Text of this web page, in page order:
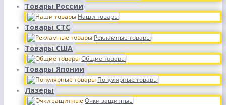
Товары России
Наши товары
Товары СТС
Рекламные товары
Товары США
Общие товары
Товары Японии
Популярные товары
Лазеры
Очки защитные